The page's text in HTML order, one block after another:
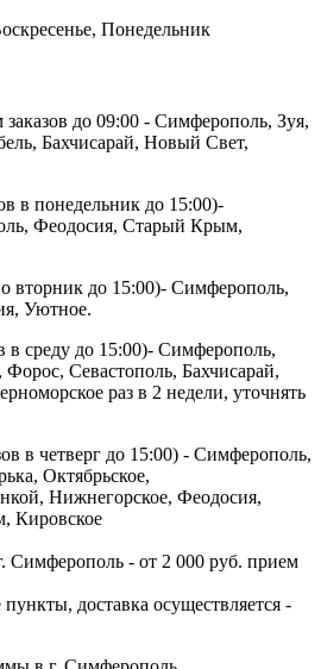
Понедельник
до 09:00 - Симферополь, Зуя,
Бахчисарай, Новый Свет,
в понедельник до 15:00)-
Феодосия, Старый Крым,
вторник до 15:00)- Симферополь,
Уютное.
среду до 15:00)- Симферополь,
Севастополь, Бахчисарай,
раз в 2 недели, уточнять
в четверг до 15:00) - Симферополь,
Октябрьское,
Нижнегорское, Феодосия,
Кировское
Симферополь - от 2 000 руб. прием
доставка осуществляется -